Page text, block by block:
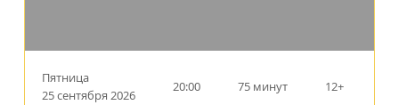
Пятница
25 сентября 2026
20:00 75 минут 12+